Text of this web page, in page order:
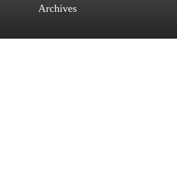
Archives